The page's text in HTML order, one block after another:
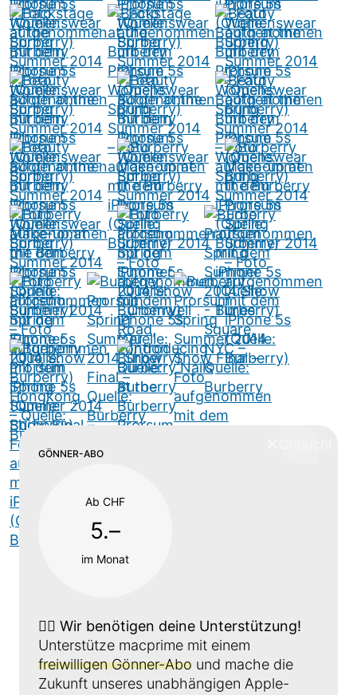
GÖNNER-ABO
Ab CHF
5.–
im Monat
👉🏼 Wir benötigen deine Unterstützung!
Unterstütze macprime mit einem
freiwilligen Gönner-Abo und mache die
Zukunft unseres unabhängigen Apple-